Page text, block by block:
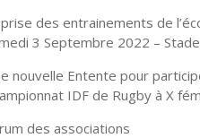
des entrainements de
3 Septembre 2022 –
nouvelle Entente pour
IDF de Rugby à X
des associations